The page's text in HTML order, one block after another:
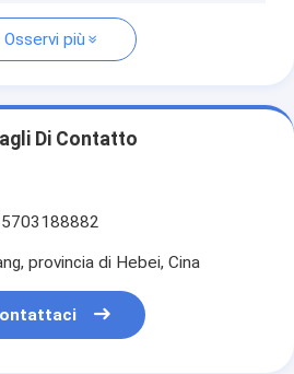
Osservi più
Di Contatto
provincia di Hebei, Cina